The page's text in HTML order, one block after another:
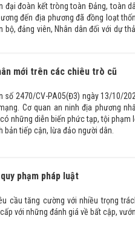
đại đoàn kết tròng toàn Đảng, toàn
đến địa phương đã đồng loạt
đảng viên, Nhân dân đối với dự
mới trên các chiêu trò cũ
2470/CV-PA05(Đ3) ngày 13/10/
Cơ quan an ninh địa phương
những diễn biến phức tạp, tội phạm
bản tiếp cận, lừa đảo người dân.
phạm pháp luật
cầu tăng cường với nhiều trọng
với những đánh giá về bất cập,